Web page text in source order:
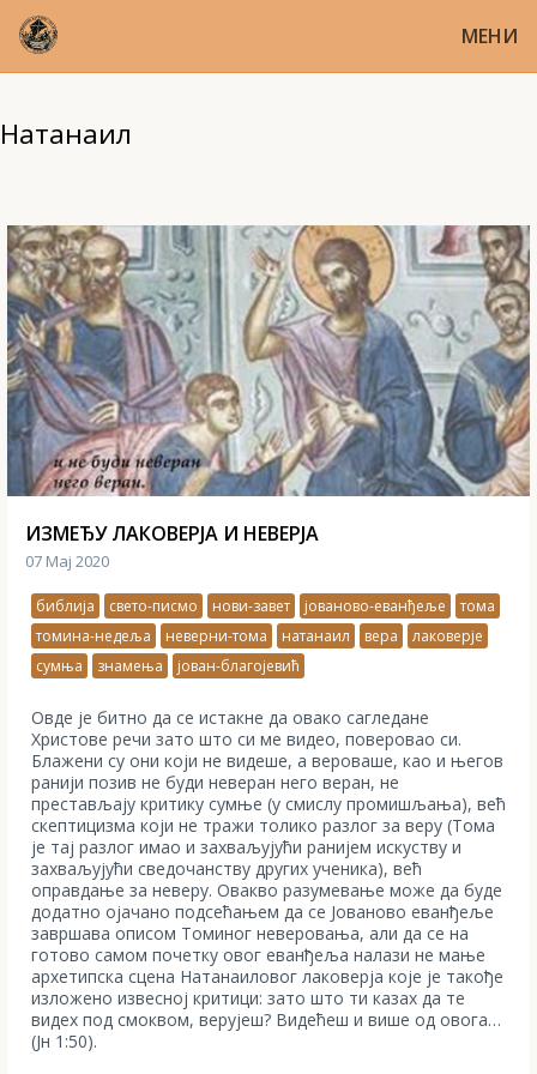
МЕНИ
Натанаил
ИЗМЕЂУ ЛАКОВЕРЈА И НЕВЕРЈА
07 Мај 2020
библија свето-писмо нови-завет јованово-еванђеље
тома
томина-недеља
неверни-тома натанаил вера
лаковерје
сумња
знамења јован-благојевић
Овде је битно да се истакне да овако сагледане
Христове речи зато што си ме видео, поверовао си.
Блажени су они који не видеше, а вероваше, као и његов
ранији позив не буди неверан него веран, не
престављају критику сумње (у смислу промишљања), већ
скептицизма који не тражи толико разлог за веру (Тома
је тај разлог имао и захваљујући ранијем искуству и
захваљујући сведочанству других ученика), већ
оправдање за неверу. Овакво разумевање може да буде
додатно ојачано подсећањем да се Јованово еванђеље
завршава описом Томиног неверовања, али да се на
готово самом почетку овог еванђеља налази не мање
архетипска сцена Натанаиловог лаковерја које је такође
изложено извесној критици: зато што ти казах да те
видех под смоквом, верујеш? Видећеш и више од овога…
(Јн 1:50).